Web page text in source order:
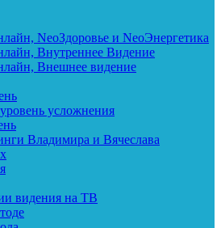
NeoЗдоровье и NeoЭнергетика
Внутреннее Видение
Внешнее видение
усложнения
Владимира и Вячеслава
видения на ТВ